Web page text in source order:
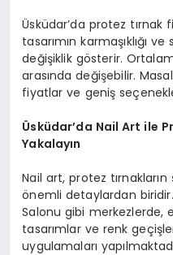
Üsküdar’da protez tırnak
tasarımın karmaşıklığı
değişiklik gösterir.
arasında değişebilir.
fiyatlar ve geniş
Üsküdar’da Nail Art ile
Yakalayın
Nail art, protez tırnakların
önemli detaylardan biridir.
Salonu gibi merkezlerde,
tasarımlar ve renk
uygulamaları